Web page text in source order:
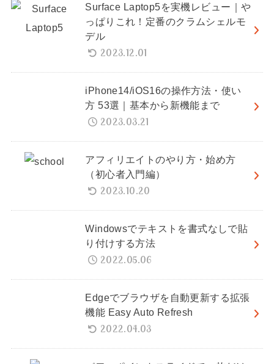
Surface Laptop5を実機レビュー｜や
っぱりこれ！定番のクラムシェルモ
デル
2023.12.01
iPhone14/iOS16の操作方法・使い
方 53選｜基本から新機能まで
2023.03.21
アフィリエイトのやり方・始め方
（初心者入門編）
2023.10.20
Windowsでテキストを書式なしで貼
り付けする方法
2022.05.06
Edgeでブラウザを自動更新する拡張
機能 Easy Auto Refresh
2022.04.03